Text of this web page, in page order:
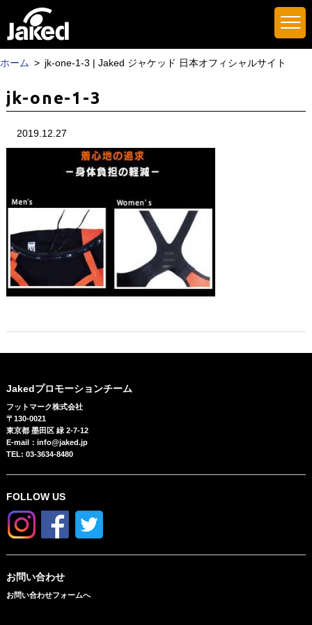
ホーム jk-one-1-3 | Jaked ジャケッド 日本オフィシャルサイト
jk-one-1-3
2019.12.27
Jakedプロモーションチーム
フットマーク株式会社
〒130-0021
東京都 墨田区 緑 2-7-12
E-mail：info@jaked.jp
TEL: 03-3634-8480
FOLLOW US
お問い合わせ
お問い合わせフォームへ